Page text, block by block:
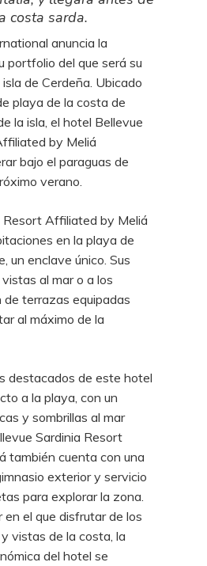
costa sarda.
anuncia la
portfolio del que será su
de Cerdeña. Ubicado
playa de la costa de
la isla, el hotel Bellevue
by Meliá
bajo el paraguas de
verano.
Resort Affiliated by Meliá
en la playa de
un enclave único. Sus
al mar o a los
de terrazas equipadas
al máximo de la
destacados de este hotel
a la playa, con un
y sombrillas al mar
Sardinia Resort
también cuenta con una
exterior y servicio
para explorar la zona.
en el que disfrutar de los
vistas de la costa, la
del hotel se